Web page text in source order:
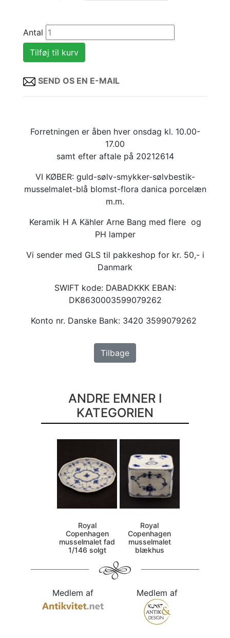
Antal
SEND OS EN E-MAIL
Forretningen er åben hver onsdag kl. 10.00-
17.00
samt efter aftale på 20212614
VI KØBER: guld-sølv-smykker-sølvbestik-
musselmalet-blå blomst-flora danica porcelæn
m.m.
Keramik H A Kähler Arne Bang med flere og
PH lamper
Vi sender med GLS til pakkeshop for kr. 50,- i
Danmark
SWIFT kode: DABADKKK EBAN:
DK8630003599079262
Konto nr. Danske Bank: 3420 3599079262
Tilbage
ANDRE EMNER I
KATEGORIEN
Royal
Copenhagen
musselmalet fad
1/146 solgt
Royal
Copenhagen
musselmalet
blækhus
Medlem af Medlem af